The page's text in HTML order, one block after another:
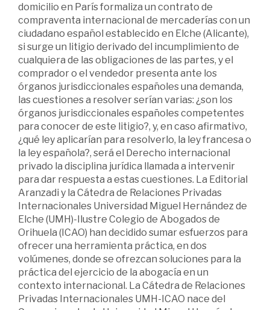
domicilio en París formaliza un contrato de
compraventa internacional de mercaderías con un
ciudadano español establecido en Elche (Alicante),
si surge un litigio derivado del incumplimiento de
cualquiera de las obligaciones de las partes, y el
comprador o el vendedor presenta ante los
órganos jurisdiccionales españoles una demanda,
las cuestiones a resolver serían varias: ¿son los
órganos jurisdiccionales españoles competentes
para conocer de este litigio?, y, en caso afirmativo,
¿qué ley aplicarían para resolverlo, la ley francesa o
la ley española?, será el Derecho internacional
privado la disciplina jurídica llamada a intervenir
para dar respuesta a estas cuestiones. La Editorial
Aranzadi y la Cátedra de Relaciones Privadas
Internacionales Universidad Miguel Hernández de
Elche (UMH)-Ilustre Colegio de Abogados de
Orihuela (ICAO) han decidido sumar esfuerzos para
ofrecer una herramienta práctica, en dos
volúmenes, donde se ofrezcan soluciones para la
práctica del ejercicio de la abogacía en un
contexto internacional. La Cátedra de Relaciones
Privadas Internacionales UMH-ICAO nace del